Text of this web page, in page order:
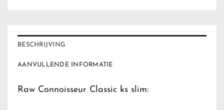
BESCHRIJVING
AANVULLENDE INFORMATIE
Raw Connoisseur Classic ks slim: